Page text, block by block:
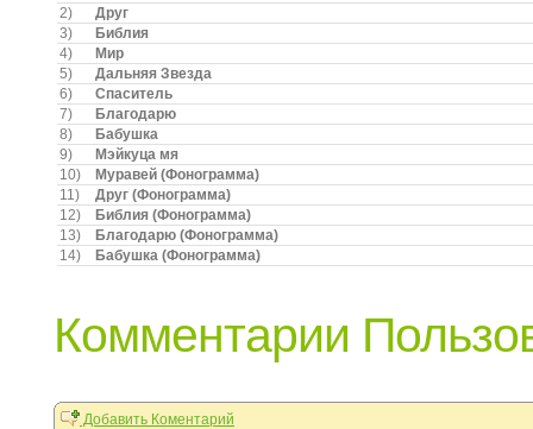
2)
Друг
3)
Библия
4)
Мир
5)
Дальняя Звезда
6)
Спаситель
7)
Благодарю
8)
Бабушка
9)
Мэйкуца мя
10)
Муравей (Фонограмма)
11)
Друг (Фонограмма)
12)
Библия (Фонограмма)
13)
Благодарю (Фонограмма)
14)
Бабушка (Фонограмма)
Комментарии
Добавить Коментарий